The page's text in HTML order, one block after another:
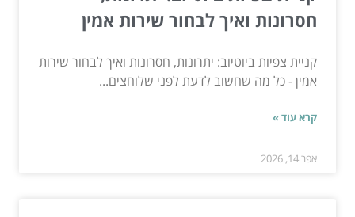
חסרונות ואיך לבחור שירות אמין
קניית צפיות ביוטיוב: יתרונות, חסרונות ואיך לבחור שירות
אמין - כל מה שחשוב לדעת לפני שלוחצים...
קרא עוד »
אפר 14, 2026